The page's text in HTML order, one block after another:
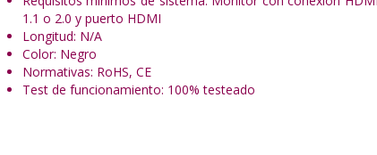
1.1 o 2.0 y puerto HDMI
Longitud: N/A
Color: Negro
Normativas: RoHS, CE
Test de funcionamiento: 100% testeado